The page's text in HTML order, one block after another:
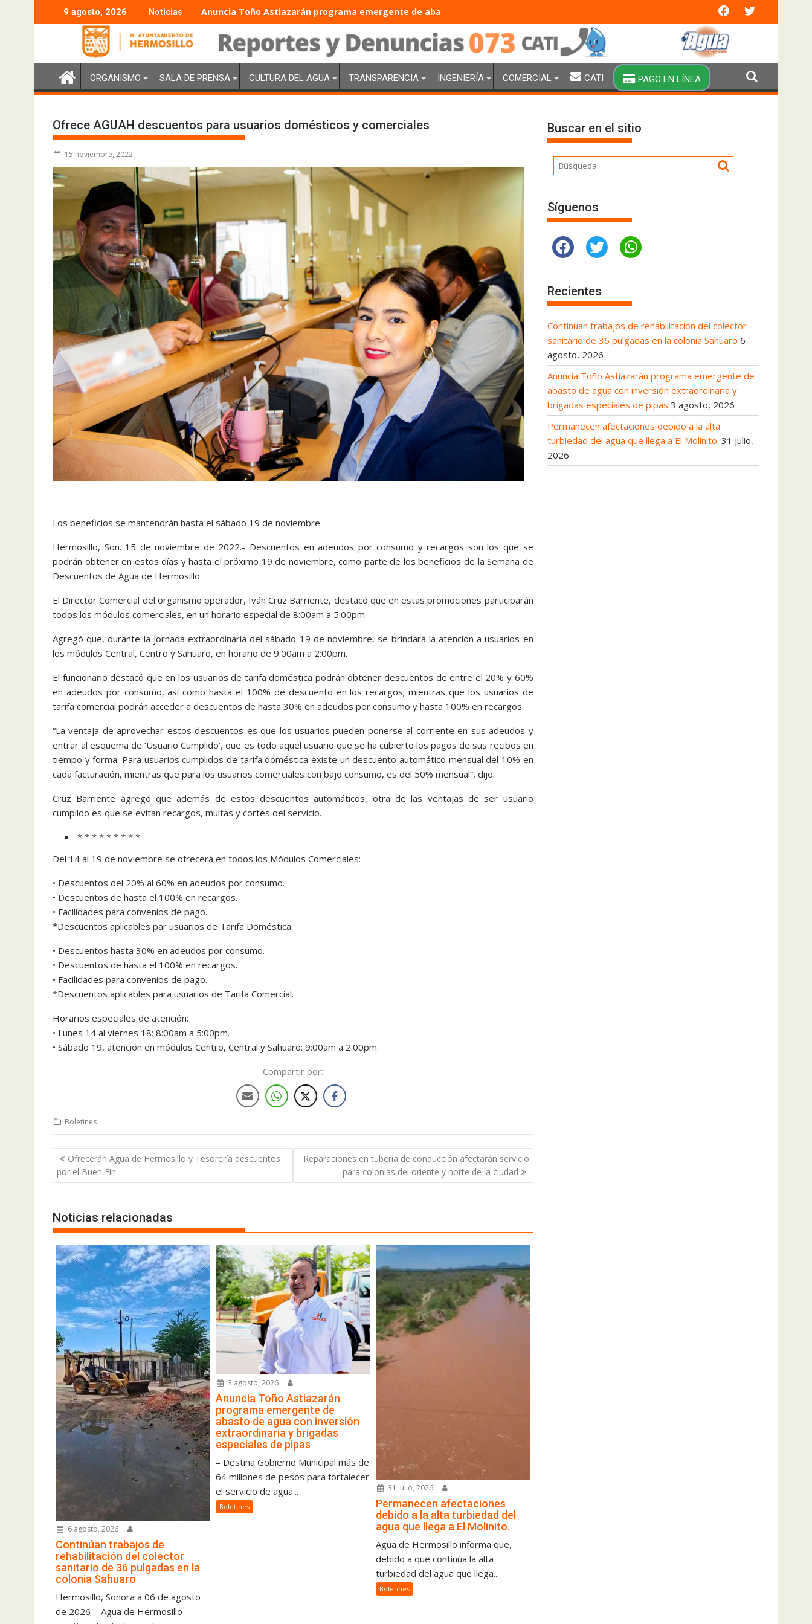
9 agosto, 2026 Noticias Anuncia Toño Astiazarán programa emergente de abasto de agua con inversión extraordinaria y brigadas especiales de pipas
ORGANISMO SALA DE PRENSA CULTURA DEL AGUA TRANSPARENCIA INGENIERÍA COMERCIAL CATI PAGO EN LÍNEA
Ofrece AGUAH descuentos para usuarios domésticos y comerciales
15 noviembre, 2022
Los beneficios se mantendrán hasta el sábado 19 de noviembre.
Hermosillo, Son. 15 de noviembre de 2022.- Descuentos en adeudos por consumo y recargos son los que se
podrán obtener en estos días y hasta el próximo 19 de noviembre, como parte de los beneficios de la Semana de
Descuentos de Agua de Hermosillo.
El Director Comercial del organismo operador, Iván Cruz Barriente, destacó que en estas promociones participarán
todos los módulos comerciales, en un horario especial de 8:00am a 5:00pm.
Agregó que, durante la jornada extraordinaria del sábado 19 de noviembre, se brindará la atención a usuarios en
los módulos Central, Centro y Sahuaro, en horario de 9:00am a 2:00pm.
El funcionario destacó que en los usuarios de tarifa doméstica podrán obtener descuentos de entre el 20% y 60%
en adeudos por consumo, así como hasta el 100% de descuento en los recargos; mientras que los usuarios de
tarifa comercial podrán acceder a descuentos de hasta 30% en adeudos por consumo y hasta 100% en recargos.
“La ventaja de aprovechar estos descuentos es que los usuarios pueden ponerse al corriente en sus adeudos y
entrar al esquema de ‘Usuario Cumplido’, que es todo aquel usuario que se ha cubierto los pagos de sus recibos en
tiempo y forma. Para usuarios cumplidos de tarifa doméstica existe un descuento automático mensual del 10% en
cada facturación, mientras que para los usuarios comerciales con bajo consumo, es del 50% mensual”, dijo.
Cruz Barriente agregó que además de estos descuentos automáticos, otra de las ventajas de ser usuario
cumplido es que se evitan recargos, multas y cortes del servicio.
* * * * * * * * *
Del 14 al 19 de noviembre se ofrecerá en todos los Módulos Comerciales:
• Descuentos del 20% al 60% en adeudos por consumo.
• Descuentos de hasta el 100% en recargos.
• Facilidades para convenios de pago.
*Descuentos aplicables par usuarios de Tarifa Doméstica.
• Descuentos hasta 30% en adeudos por consumo.
• Descuentos de hasta el 100% en recargos.
• Facilidades para convenios de pago.
*Descuentos aplicables para usuarios de Tarifa Comercial.
Horarios especiales de atención:
• Lunes 14 al viernes 18: 8:00am a 5:00pm.
• Sábado 19, atención en módulos Centro, Central y Sahuaro: 9:00am a 2:00pm.
Compartir por:
Boletines
Ofrecerán Agua de Hermosillo y Tesorería descuentos
por el Buen Fin
Reparaciones en tubería de conducción afectarán servicio
para colonias del oriente y norte de la ciudad
Noticias relacionadas
6 agosto, 2026
Continúan trabajos de
rehabilitación del colector
sanitario de 36 pulgadas en la
colonia Sahuaro
Hermosillo, Sonora a 06 de agosto
de 2026 .- Agua de Hermosillo
3 agosto, 2026
Anuncia Toño Astiazarán
programa emergente de
abasto de agua con inversión
extraordinaria y brigadas
especiales de pipas
– Destina Gobierno Municipal más de
64 millones de pesos para fortalecer
el servicio de agua...
Boletines
31 julio, 2026
Permanecen afectaciones
debido a la alta turbiedad del
agua que llega a El Molinito.
Agua de Hermosillo informa que,
debido a que continúa la alta
turbiedad del agua que llega...
Boletines
Buscar en el sitio
Síguenos
Recientes
Continúan trabajos de rehabilitación del colector
sanitario de 36 pulgadas en la colonia Sahuaro 6
agosto, 2026
Anuncia Toño Astiazarán programa emergente de
abasto de agua con inversión extraordinaria y
brigadas especiales de pipas 3 agosto, 2026
Permanecen afectaciones debido a la alta
turbiedad del agua que llega a El Molinito. 31 julio,
2026